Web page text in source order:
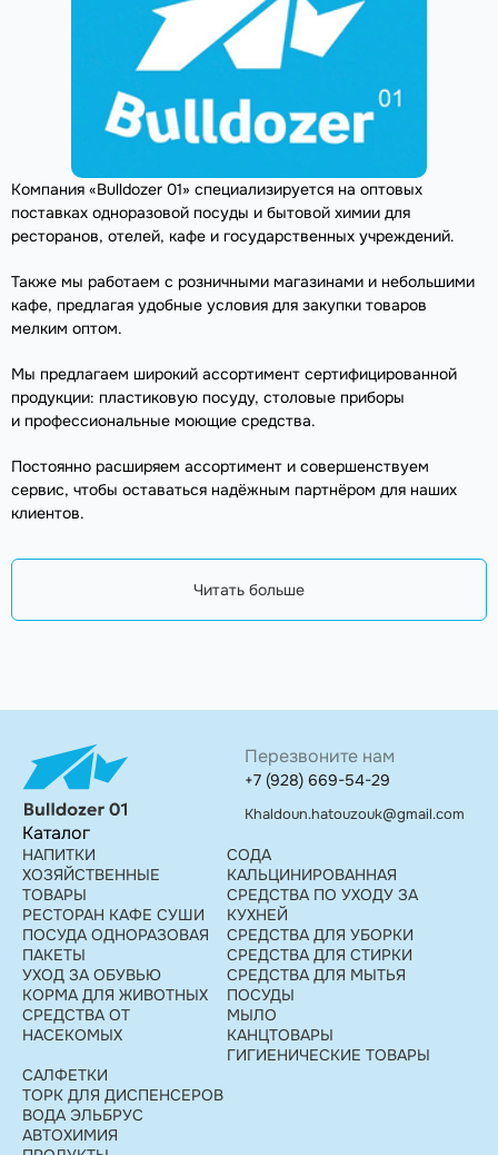
Компания «Bulldozer 01» специализируется на оптовых
поставках одноразовой посуды и бытовой химии для
ресторанов, отелей, кафе и государственных учреждений.
Также мы работаем с розничными магазинами и небольшими
кафе, предлагая удобные условия для закупки товаров
мелким оптом.
Мы предлагаем широкий ассортимент сертифицированной
продукции: пластиковую посуду, столовые приборы
и профессиональные моющие средства.
Постоянно расширяем ассортимент и совершенствуем
сервис, чтобы оставаться надёжным партнёром для наших
клиентов.
Читать больше
Каталог
НАПИТКИ
ХОЗЯЙСТВЕННЫЕ
ТОВАРЫ
РЕСТОРАН КАФЕ СУШИ
ПОСУДА ОДНОРАЗОВАЯ
ПАКЕТЫ
УХОД ЗА ОБУВЬЮ
КОРМА ДЛЯ ЖИВОТНЫХ
СРЕДСТВА ОТ
НАСЕКОМЫХ
СОДА
КАЛЬЦИНИРОВАННАЯ
СРЕДСТВА ПО УХОДУ ЗА
КУХНЕЙ
СРЕДСТВА ДЛЯ УБОРКИ
СРЕДСТВА ДЛЯ СТИРКИ
СРЕДСТВА ДЛЯ МЫТЬЯ
ПОСУДЫ
МЫЛО
КАНЦТОВАРЫ
ГИГИЕНИЧЕСКИЕ ТОВАРЫ
САЛФЕТКИ
ТОРК ДЛЯ ДИСПЕНСЕРОВ
ВОДА ЭЛЬБРУС
АВТОХИМИЯ
Перезвоните нам
+7 (928) 669-54-29
Khaldoun.hatouzouk@gmail.com